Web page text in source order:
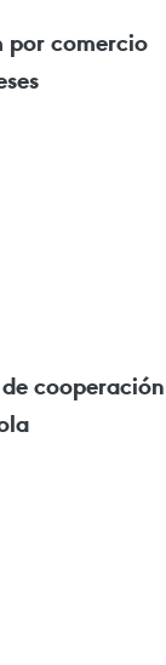
por comercio
cooperación